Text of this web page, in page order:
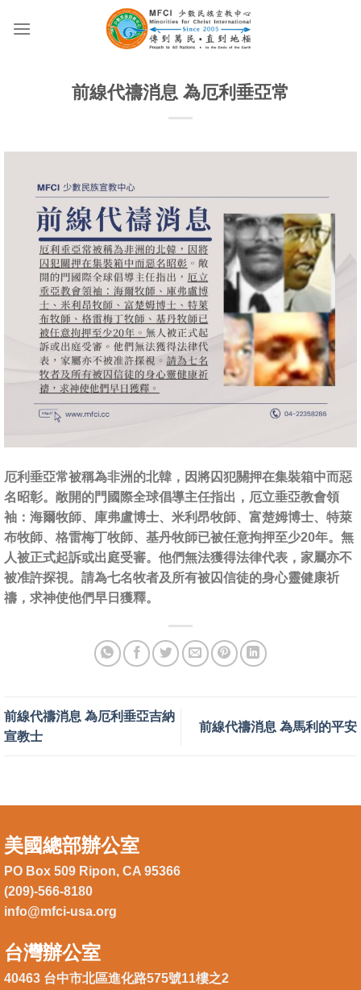
前線代禱消息 為厄利垂亞常
厄利垂亞常被稱為非洲的北韓，因將囚犯關押在集裝箱中而惡
名昭彰。敞開的門國際全球倡導主任指出，厄立垂亞教會領
袖：海爾牧師、庫弗盧博士、米利昂牧師、富楚姆博士、特萊
布牧師、格雷梅丁牧師、基丹牧師已被任意拘押至少20年。無
人被正式起訴或出庭受審。他們無法獲得法律代表，家屬亦不
被准許探視。請為七名牧者及所有被囚信徒的身心靈健康祈
禱，求神使他們早日獲釋。
前線代禱消息 為厄利垂亞吉納
宣教士
前線代禱消息 為馬利的平安
美國總部辦公室
PO Box 509 Ripon, CA 95366
(209)-566-8180
info@mfci-usa.org
台灣辦公室
40463 台中市北區進化路575號11樓之2